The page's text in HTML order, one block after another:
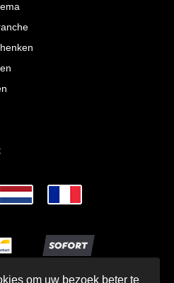
om uw bezoek beter te